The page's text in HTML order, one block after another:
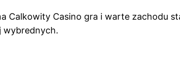
Calkowity Casino gra i warte zachodu
wybrednych.